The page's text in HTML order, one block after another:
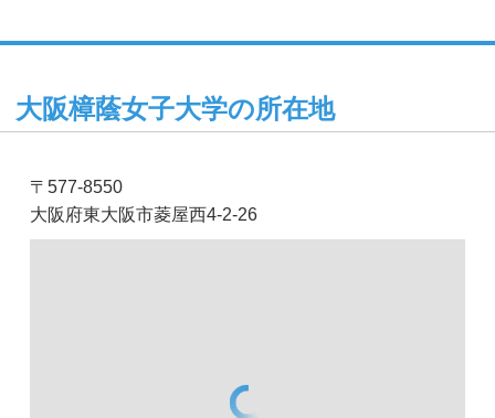
大阪樟蔭女子大学の所在地
〒577-8550
大阪府東大阪市菱屋西4-2-26